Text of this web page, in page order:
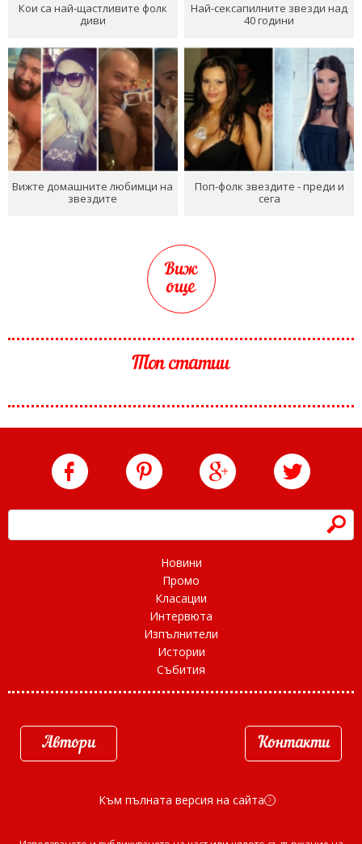
Кои са най-щастливите фолк
диви
Най-сексапилните звезди над
40 години
Вижте домашните любимци на
звездите
Поп-фолк звездите - преди и
сега
Виж
още
Топ статии
h
Новини
Промо
Класации
Интервюта
Изпълнители
Истории
Събития
Автори Контакти
Към пълната версия на сайта d